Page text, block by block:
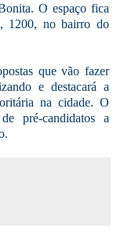
O espaço fica
1200, no bairro do
que vão fazer
e destacará a
na cidade. O
pré-candidatos a